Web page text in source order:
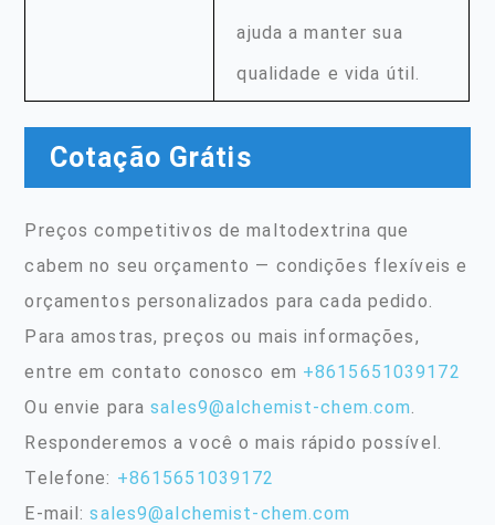
ajuda a manter sua
qualidade e vida útil.
Cotação Grátis
Preços competitivos de maltodextrina que
cabem no seu orçamento — condições flexíveis e
orçamentos personalizados para cada pedido.
Para amostras, preços ou mais informações,
entre em contato conosco em +8615651039172
Ou envie parasales9@alchemist-chem.com
Responderemos a você o mais rápido possível.
Telefone: +8615651039172
E-mail:sales9@alchemist-chem.com